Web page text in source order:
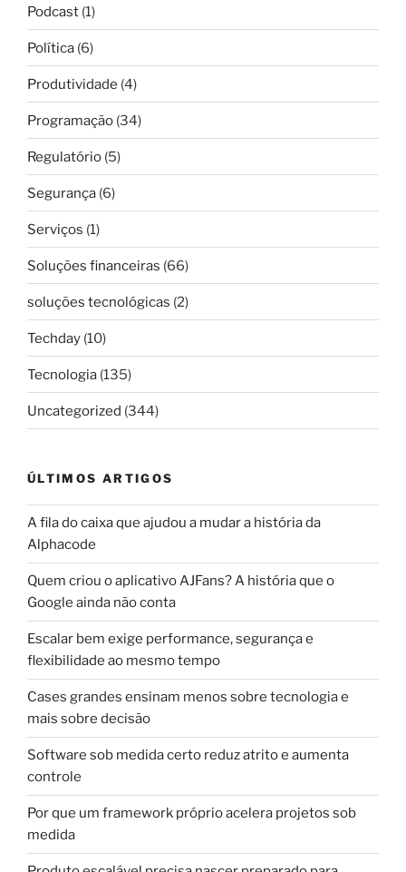
Podcast (1)
Política (6)
Produtividade (4)
Programação (34)
Regulatório (5)
Segurança (6)
Serviços (1)
Soluções financeiras (66)
soluções tecnológicas (2)
Techday (10)
Tecnologia (135)
Uncategorized (344)
ÚLTIMOS ARTIGOS
A fila do caixa que ajudou a mudar a história da
Alphacode
Quem criou o aplicativo AJFans? A história que o
Google ainda não conta
Escalar bem exige performance, segurança e
flexibilidade ao mesmo tempo
Cases grandes ensinam menos sobre tecnologia e
mais sobre decisão
Software sob medida certo reduz atrito e aumenta
controle
Por que um framework próprio acelera projetos sob
medida